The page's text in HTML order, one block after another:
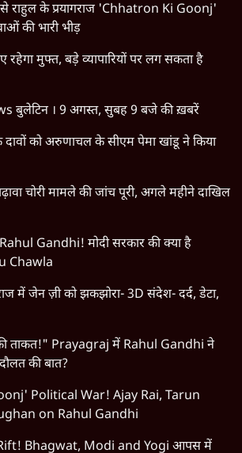
राहुल के प्रयागराज 'Chhatron Ki Goonj'
की भारी भीड़
रहेगा मुफ्त, बड़े व्यापारियों पर लग सकता है
बुलेटिन । 9 अगस्त, सुबह 9 बजे की ख़बरें
को अरुणाचल के सीएम पेमा खांडू ने किया
चोरी मामले की जांच पूरी, अगले महीने दाखिल
Gandhi! मोदी सरकार की क्या है
Chawla
में जेन ज़ी को झकझोरा- 3D संदेश- दर्द, डेटा,
ताकत!" Prayagraj में Rahul Gandhi ने
की बात?
Political War! Ajay Rai, Tarun
on Rahul Gandhi
Bhagwat, Modi and Yogi आपस में